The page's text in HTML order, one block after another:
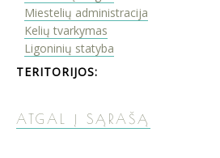
Miestelių administracija
Kelių tvarkymas
Ligoninių statyba
TERITORIJOS:
ATGAL Į SĄRAŠĄ